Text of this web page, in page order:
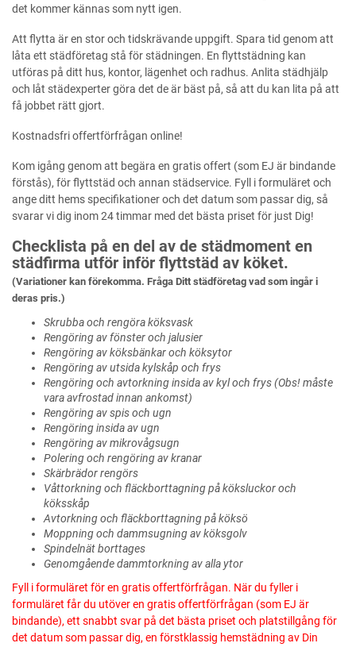
det kommer kännas som nytt igen.
Att flytta är en stor och tidskrävande uppgift. Spara tid genom att
låta ett städföretag stå för städningen. En flyttstädning kan
utföras på ditt hus, kontor, lägenhet och radhus. Anlita städhjälp
och låt städexperter göra det de är bäst på, så att du kan lita på att
få jobbet rätt gjort.
Kostnadsfri offertförfrågan online!
Kom igång genom att begära en gratis offert (som EJ är bindande
förstås), för flyttstäd och annan städservice. Fyll i formuläret och
ange ditt hems specifikationer och det datum som passar dig, så
svarar vi dig inom 24 timmar med det bästa priset för just Dig!
Checklista på en del av de städmoment en
städfirma utför inför flyttstäd av köket.
(Variationer kan förekomma. Fråga Ditt städföretag vad som ingår i
deras pris.)
Skrubba och rengöra köksvask
Rengöring av fönster och jalusier
Rengöring av köksbänkar och köksytor
Rengöring av utsida kylskåp och frys
Rengöring och avtorkning insida av kyl och frys (Obs! måste
vara avfrostad innan ankomst)
Rengöring av spis och ugn
Rengöring insida av ugn
Rengöring av mikrovågsugn
Polering och rengöring av kranar
Skärbrädor rengörs
Våttorkning och fläckborttagning på köksluckor och
köksskåp
Avtorkning och fläckborttagning på köksö
Moppning och dammsugning av köksgolv
Spindelnät borttages
Genomgående dammtorkning av alla ytor
Fyll i formuläret för en gratis offertförfrågan. När du fyller i
formuläret får du utöver en gratis offertförfrågan (som EJ är
bindande), ett snabbt svar på det bästa priset och platstillgång för
det datum som passar dig, en förstklassig hemstädning av Din